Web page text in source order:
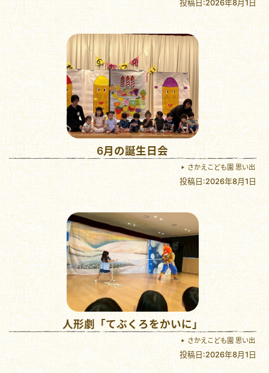
投稿日:2026年8月1日
6月の誕生日会
さかえこども園 思い出
投稿日:2026年8月1日
人形劇「てぶくろをかいに」
さかえこども園 思い出
投稿日:2026年8月1日